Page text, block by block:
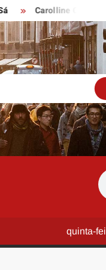
Carolline Cardoso
quinta-